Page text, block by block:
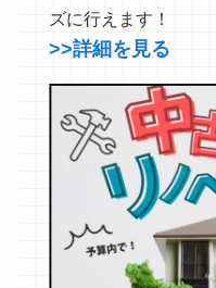
ズに行えます！
>>詳細を見る